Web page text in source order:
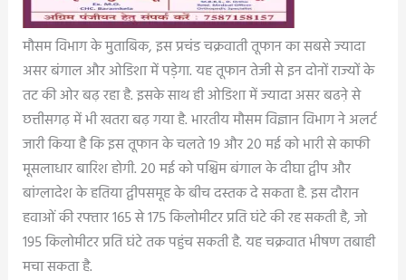
मौसम विभाग के मुताबिक, इस प्रचंड चक्रवाती तूफान का सबसे ज्यादा
असर बंगाल और ओडिशा में पड़ेगा. यह तूफान तेजी से इन दोनों राज्यों के
तट की ओर बढ़ रहा है. इसके साथ ही ओडिशा में ज्यादा असर बढऩे से
छत्तीसगढ़ में भी खतरा बढ़ गया है. भारतीय मौसम विज्ञान विभाग ने अलर्ट
जारी किया है कि इस तूफान के चलते 19 और 20 मई को भारी से काफी
मूसलाधार बारिश होगी. 20 मई को पश्चिम बंगाल के दीघा द्वीप और
बांग्लादेश के हतिया द्वीपसमूह के बीच दस्तक दे सकता है. इस दौरान
हवाओं की रफ्तार 165 से 175 किलोमीटर प्रति घंटे की रह सकती है, जो
195 किलोमीटर प्रति घंटे तक पहुंच सकती है. यह चक्रवात भीषण तबाही
मचा सकता है.